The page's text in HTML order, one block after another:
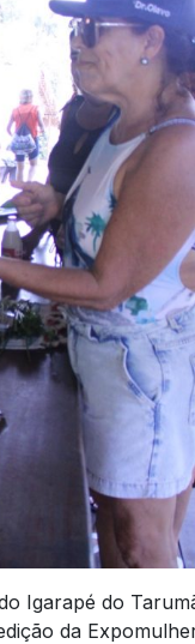
Igarapé do
da